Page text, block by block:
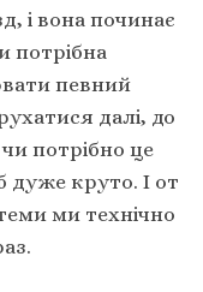
і вона починає
потрібна
певний
далі, до
чи потрібно це
дуже круто. І от
ми технічно